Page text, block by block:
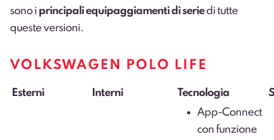
sono i principali equipaggiamenti di seriedi tutte
queste versioni.
VOLKSWAGEN POLO LIFE
Esterni Interni Tecnologia
App-Connect
con funzione